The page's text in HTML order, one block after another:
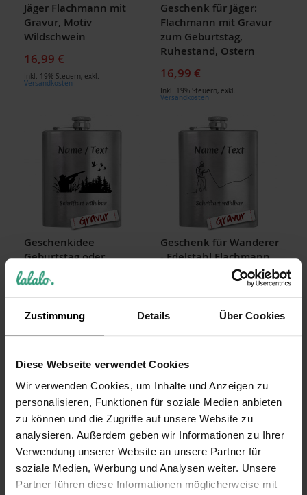
Zustimmung Details Über Cookies
Diese Webseite verwendet Cookies
Wir verwenden Cookies, um Inhalte und Anzeigen zu
personalisieren, Funktionen für soziale Medien anbieten
zu können und die Zugriffe auf unsere Website zu
analysieren. Außerdem geben wir Informationen zu Ihrer
Verwendung unserer Website an unsere Partner für
soziale Medien, Werbung und Analysen weiter. Unsere
Partner führen diese Informationen möglicherweise mit
Jäger Flachmann mit
Gravur, Motiv
Wildschwein
16,99 €
Inkl. 19% Steuern, exkl.
Versandkosten
Geschenk für Jäger:
Flachmann mit Gravur
zum Geburtstag,
Ruhestand, Ostern
16,99 €
Inkl. 19% Steuern, exkl.
Versandkosten
Geschenkidee
Geburtstag oder
Weihnachten:
Flachmann mit Gravur
und Jagd Motiv, Motiv
Entenjagd
16,99 €
Versandkosten
Geschenk für Wanderer
- Edelstahl Flachmann
graviert mit Wunschtext